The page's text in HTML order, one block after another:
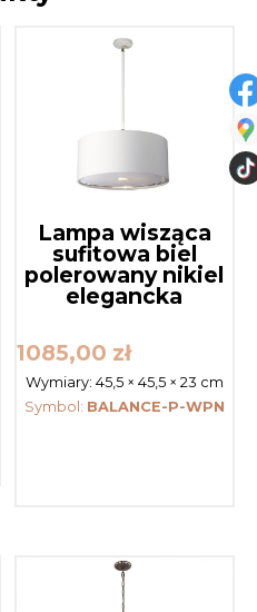
Lampa wisząca
sufitowa biel
polerowany nikiel
elegancka
1085,00 zł
Wymiary: 45,5 × 45,5 × 23 cm
Symbol: BALANCE-P-WPN